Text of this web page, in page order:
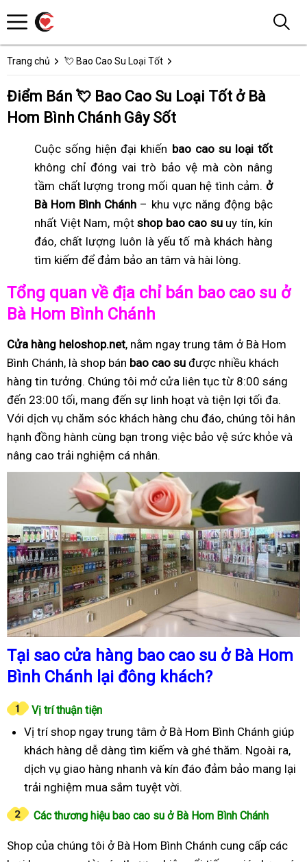
Trang chủ 💘 Bao Cao Su Loại Tốt
Điểm Bán 💘 Bao Cao Su Loại Tốt ở Bà
Hom Bình Chánh Gây Sốt
Cuộc sống hiện đại khiến bao cao su loại tốt
không chỉ đóng vai trò bảo vệ mà còn nâng
tầm chất lượng trong mối quan hệ tình cảm. ở
Bà Hom Bình Chánh – khu vực năng động bậc
nhất Việt Nam, một shop bao cao suuy tín, kín
đáo, chất lượng luôn là yếu tố mà khách hàng
tìm kiếm để đảm bảo an tâm và hài lòng.
Tổng quan về địa chỉ bán bao cao su ở
Bà Hom Bình Chánh
Cửa hàng heloshop.net, nằm ngay trung tâm ở Bà Hom
Bình Chánh, là shop bán bao cao su được nhiều khách
hàng tin tưởng. Chúng tôi mở cửa liên tục từ 8:00 sáng
đến 23:00 tối, mang đến sự linh hoạt và tiện lợi tối đa.
Với dịch vụ chăm sóc khách hàng chu đáo, chúng tôi hân
hạnh đồng hành cùng bạn trong việc bảo vệ sức khỏe và
nâng cao trải nghiệm cá nhân.
Tại sao cửa hàng bao cao su ở Bà Hom
Bình Chánh lại đông khách?
Vị trí thuận tiện
Vị trí shop ngay trung tâm ở Bà Hom Bình Chánh giúp
khách hàng dễ dàng tìm kiếm và ghé thăm. Ngoài ra,
dịch vụ giao hàng nhanh và kín đáo đảm bảo mang lại
trải nghiệm mua sắm tuyệt vời.
Các thương hiệu bao cao su ở Bà Hom Bình Chánh
Shop của chúng tôi ở Bà Hom Bình Chánh cung cấp các